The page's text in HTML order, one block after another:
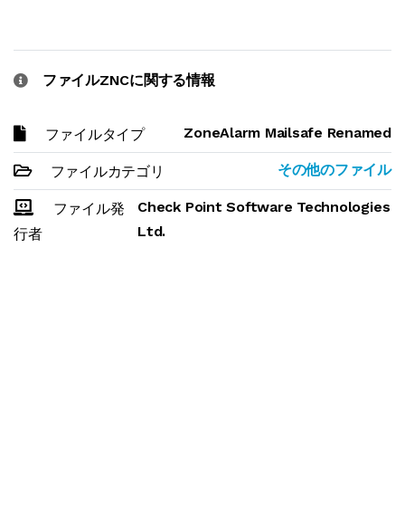
ファイルZNCに関する情報
ファイルタイプ ZoneAlarm Mailsafe Renamed
ファイルカテゴリ その他のファイル
ファイル発
行者
Check Point Software Technologies
Ltd.